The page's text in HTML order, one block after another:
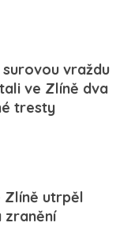
vraždu
ve Zlíně dva
tresty
Zlíně utrpěl
zranění